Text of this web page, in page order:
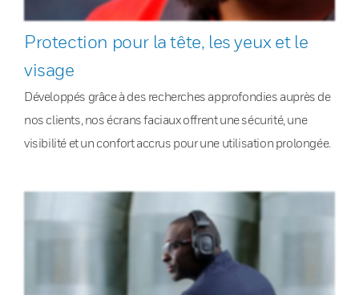
Protection pour la tête, les yeux et le
visage
Développés grâce à des recherches approfondies auprès de
nos clients, nos écrans faciaux offrent une sécurité, une
visibilité et un confort accrus pour une utilisation prolongée.